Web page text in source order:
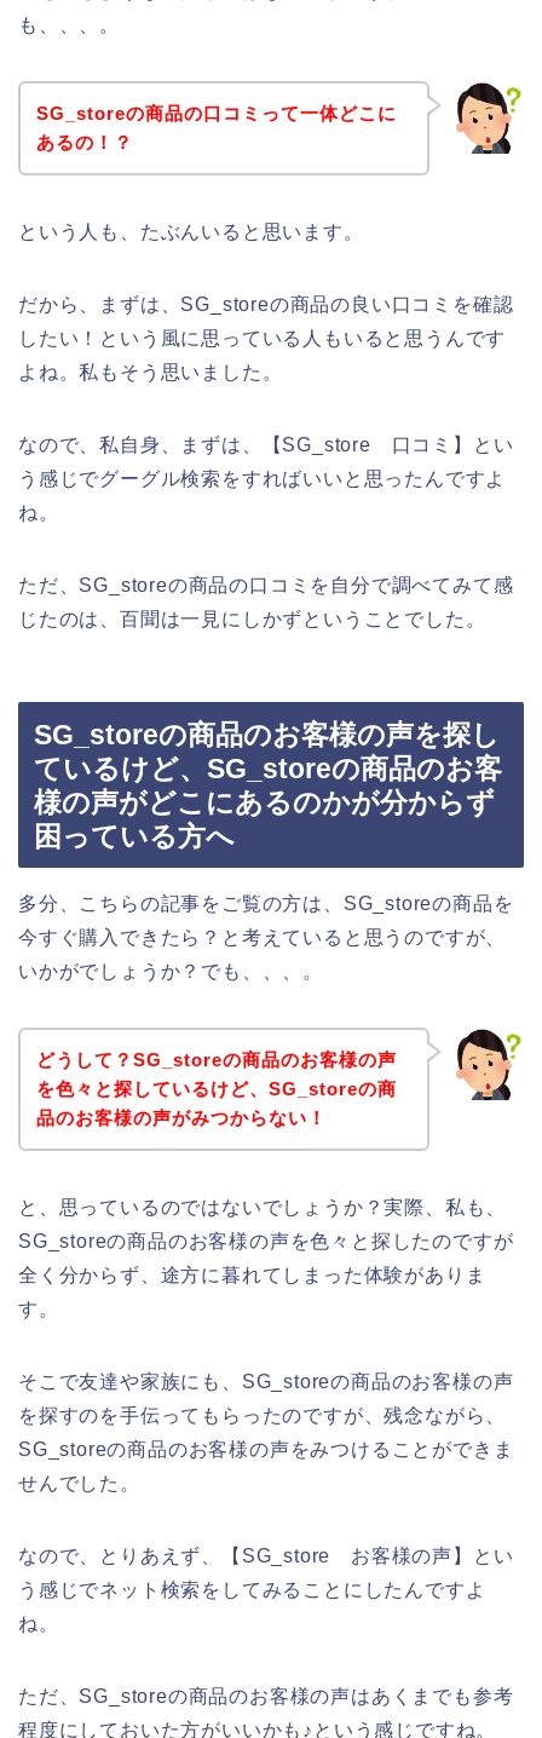
も、、、。
SG_storeの商品の口コミって一体どこに
あるの！？
という人も、たぶんいると思います。
だから、まずは、SG_storeの商品の良い口コミを確認
したい！という風に思っている人もいると思うんです
よね。私もそう思いました。
なので、私自身、まずは、【SG_store 口コミ】とい
う感じでグーグル検索をすればいいと思ったんですよ
ね。
ただ、SG_storeの商品の口コミを自分で調べてみて感
じたのは、百聞は一見にしかずということでした。
SG_storeの商品のお客様の声を探し
ているけど、SG_storeの商品のお客
様の声がどこにあるのかが分からず
困っている方へ
多分、こちらの記事をご覧の方は、SG_storeの商品を
今すぐ購入できたら？と考えていると思うのですが、
いかがでしょうか？でも、、、。
どうして？SG_storeの商品のお客様の声
を色々と探しているけど、SG_storeの商
品のお客様の声がみつからない！
と、思っているのではないでしょうか？実際、私も、
SG_storeの商品のお客様の声を色々と探したのですが
全く分からず、途方に暮れてしまった体験がありま
す。
そこで友達や家族にも、SG_storeの商品のお客様の声
を探すのを手伝ってもらったのですが、残念ながら、
SG_storeの商品のお客様の声をみつけることができま
せんでした。
なので、とりあえず、【SG_store お客様の声】とい
う感じでネット検索をしてみることにしたんですよ
ね。
ただ、SG_storeの商品のお客様の声はあくまでも参考
程度にしておいた方がいいかも♪という感じですね。